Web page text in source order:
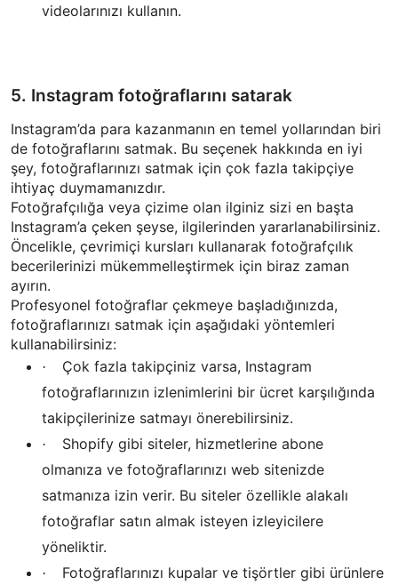
videolarınızı kullanın.
5. Instagram fotoğraflarını satarak
Instagram’da para kazanmanın en temel yollarından biri
de fotoğraflarını satmak. Bu seçenek hakkında en iyi
şey, fotoğraflarınızı satmak için çok fazla takipçiye
ihtiyaç duymamanızdır.
Fotoğrafçılığa veya çizime olan ilginiz sizi en başta
Instagram’a çeken şeyse, ilgilerinden yararlanabilirsiniz.
Öncelikle, çevrimiçi kursları kullanarak fotoğrafçılık
becerilerinizi mükemmelleştirmek için biraz zaman
ayırın.
Profesyonel fotoğraflar çekmeye başladığınızda,
fotoğraflarınızı satmak için aşağıdaki yöntemleri
kullanabilirsiniz:
·
Çok fazla takipçiniz varsa, Instagram
fotoğraflarınızın izlenimlerini bir ücret karşılığında
takipçilerinize satmayı önerebilirsiniz.
·
Shopify gibi siteler, hizmetlerine abone
olmanıza ve fotoğraflarınızı web sitenizde
satmanıza izin verir. Bu siteler özellikle alakalı
fotoğraflar satın almak isteyen izleyicilere
yöneliktir.
·
Fotoğraflarınızı kupalar ve tişörtler gibi ürünlere